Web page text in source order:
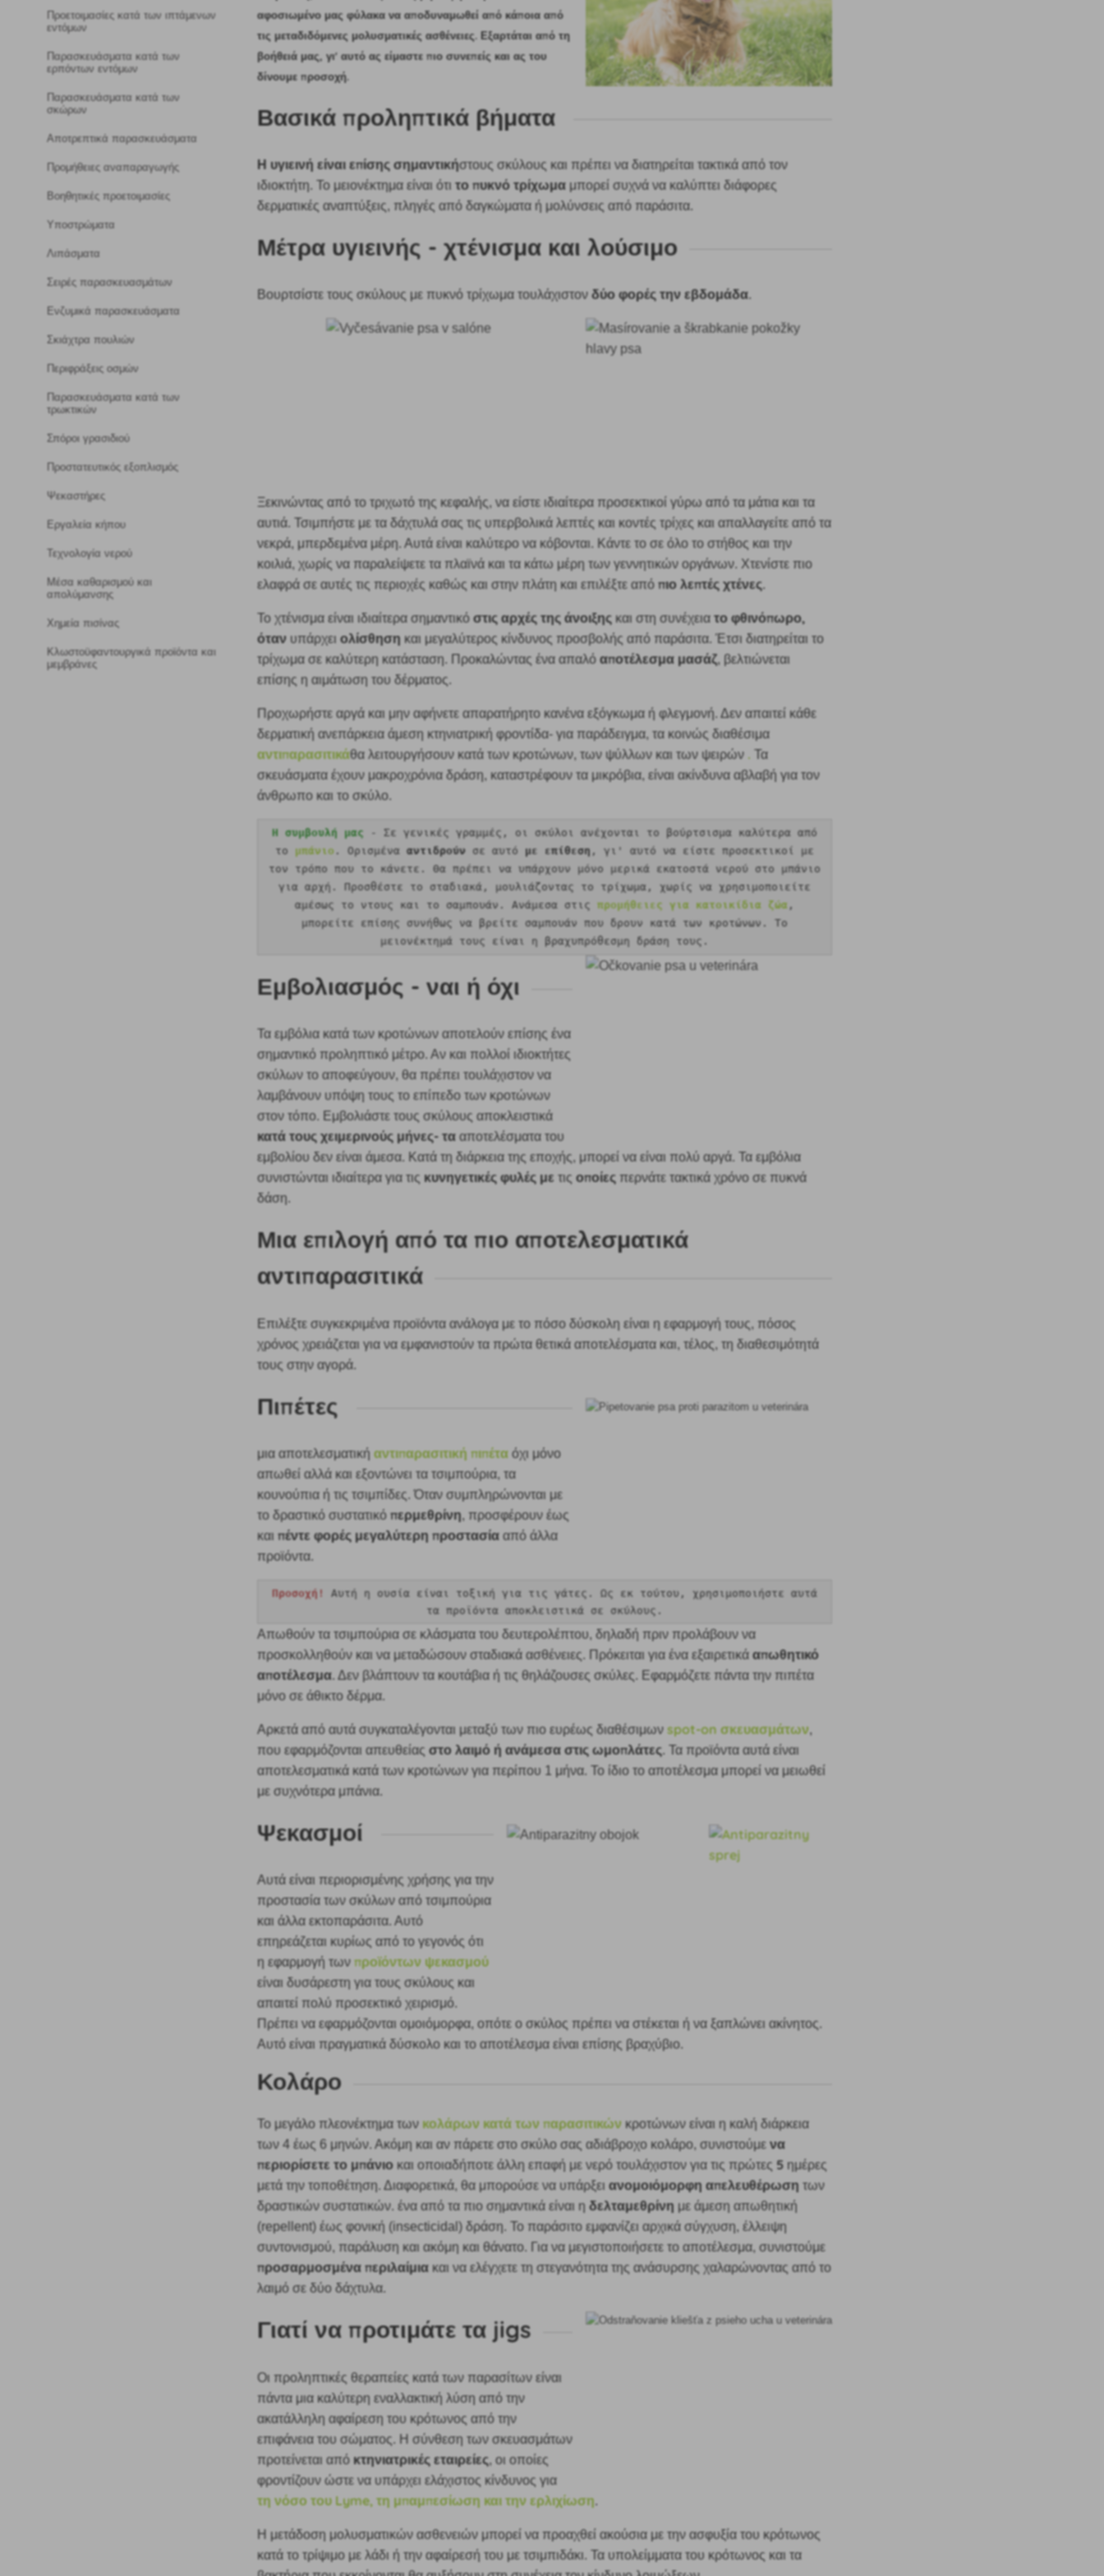
Προετοιμασίες κατά των ιπτάμενων
εντόμων
Παρασκευάσματα κατά των
ερπόντων εντόμων
Παρασκευάσματα κατά των
σκώρων
Αποτρεπτικά παρασκευάσματα
Προμήθειες αναπαραγωγής
Βοηθητικές προετοιμασίες
Υποστρώματα
Λιπάσματα
Σειρές παρασκευασμάτων
Ενζυμικά παρασκευάσματα
Σκιάχτρα πουλιών
Περιφράξεις οσμών
Παρασκευάσματα κατά των
τρωκτικών
Σπόροι γρασιδιού
Προστατευτικός εξοπλισμός
Ψεκαστήρες
Εργαλεία κήπου
Τεχνολογία νερού
Μέσα καθαρισμού και
απολύμανσης
Χημεία πισίνας
Κλωστοϋφαντουργικά προϊόντα και
μεμβράνες
αφοσιωμένο μας φύλακα να αποδυναμωθεί από κάποια από
τις μεταδιδόμενες μολυσματικές ασθένειες. Εξαρτάται από τη
βοήθειά μας, γι' αυτό ας είμαστε πιο συνεπείς και ας του
δίνουμε προσοχή.
Βασικά προληπτικά βήματα
Η υγιεινή είναι επίσης σημαντικήστους σκύλουςκαι πρέπει να διατηρείται τακτικά από τον
ιδιοκτήτη. Το μειονέκτημα είναι ότιτο πυκνό τρίχωμα μπορεί συχνά να καλύπτει διάφορες
δερματικές αναπτύξεις, πληγές από δαγκώματα ή μολύνσεις από παράσιτα.
Μέτρα υγιεινής - χτένισμα και λούσιμο
Βουρτσίστε τους σκύλους με πυκνό τρίχωμα τουλάχιστονδύο φορές την εβδομάδα.
Ξεκινώντας από το τριχωτό της κεφαλής, να είστε ιδιαίτερα προσεκτικοί γύρω από τα μάτια και τα
αυτιά. Τσιμπήστε με τα δάχτυλά σας τις υπερβολικά λεπτές και κοντές τρίχες και απαλλαγείτε από τα
νεκρά, μπερδεμένα μέρη. Αυτά είναι καλύτερο να κόβονται. Κάντε το σε όλο το στήθος και την
κοιλιά, χωρίς να παραλείψετε τα πλαϊνά και τα κάτω μέρη των γεννητικών οργάνων. Χτενίστε πιο
ελαφρά σε αυτές τις περιοχές καθώς και στην πλάτη και επιλέξτε απόπιο λεπτές χτένες.
Το χτένισμα είναι ιδιαίτερα σημαντικόστις αρχές της άνοιξης και στη συνέχειατο φθινόπωρο,
όταν υπάρχειολίσθησηκαι μεγαλύτερος κίνδυνος προσβολής από παράσιτα. Έτσι διατηρείται το
τρίχωμα σε καλύτερη κατάσταση. Προκαλώντας ένα απαλόαποτέλεσμα μασάζ, βελτιώνεται
επίσης η αιμάτωση του δέρματος.
Προχωρήστε αργά και μην αφήνετε απαρατήρητο κανένα εξόγκωμα ή φλεγμονή. Δεν απαιτεί κάθε
δερματική ανεπάρκεια άμεση κτηνιατρική φροντίδα- για παράδειγμα, τα κοινώς διαθέσιμα
αντιπαρασιτικάθα λειτουργήσουν κατά των κροτώνων, των ψύλλων και των ψειρών . Τα
σκευάσματα έχουν μακροχρόνια δράση, καταστρέφουν τα μικρόβια, είναι ακίνδυνα αβλαβή για τον
άνθρωπο και το σκύλο.
Η συμβουλή μας - Σε γενικές γραμμές, οι σκύλοι ανέχονται το βούρτσισμα καλύτερα από
τομπάνιο . Ορισμένααντιδρούν σε αυτόμε επίθεση, γι' αυτό να είστε προσεκτικοί με
τον τρόπο που το κάνετε. Θα πρέπει να υπάρχουν μόνο μερικά εκατοστά νερού στο μπάνιο
για αρχή. Προσθέστε το σταδιακά, μουλιάζοντας το τρίχωμα, χωρίς να χρησιμοποιείτε
αμέσως το ντους και το σαμπουάν. Ανάμεσα στιςπρομήθειες για κατοικίδια ζώα,
μπορείτε επίσης συνήθως να βρείτε σαμπουάν που δρουν κατά των κροτώνων. Το
μειονέκτημά τους είναι η βραχυπρόθεσμη δράση τους.
Εμβολιασμός - ναι ή όχι
Τα εμβόλια κατά των κροτώνων αποτελούν επίσης ένα
σημαντικό προληπτικό μέτρο. Αν και πολλοί ιδιοκτήτες
σκύλων το αποφεύγουν, θα πρέπει τουλάχιστον να
λαμβάνουν υπόψη τους το επίπεδο των κροτώνων
στον τόπο. Εμβολιάστε τους σκύλους αποκλειστικά
κατά τους χειμερινούς μήνες- τα αποτελέσματα του
εμβολίου δεν είναι άμεσα. Κατά τη διάρκεια της εποχής, μπορεί να είναι πολύ αργά. Τα εμβόλια
συνιστώνται ιδιαίτερα για τιςκυνηγετικές φυλές με τιςοποίες περνάτε τακτικά χρόνο σε πυκνά
δάση.
Μια επιλογή από τα πιο αποτελεσματικά
αντιπαρασιτικά
Επιλέξτε συγκεκριμένα προϊόντα ανάλογα με το πόσο δύσκολη είναι η εφαρμογή τους, πόσος
χρόνος χρειάζεται για να εμφανιστούν τα πρώτα θετικά αποτελέσματα και, τέλος, τη διαθεσιμότητά
τους στην αγορά.
Πιπέτες
μια αποτελεσματικήαντιπαρασιτική πιπέτα όχι μόνο
απωθεί αλλά και εξοντώνει τα τσιμπούρια, τα
κουνούπια ή τις τσιμπίδες. Όταν συμπληρώνονται με
το δραστικό συστατικόπερμεθρίνη, προσφέρουν έως
καιπέντε φορές μεγαλύτερη προστασία από άλλα
προϊόντα.
Προσοχή!Αυτή η ουσία είναι τοξική για τις γάτες. Ως εκ τούτου, χρησιμοποιήστε αυτά
τα προϊόντα αποκλειστικά σε σκύλους.
Απωθούν τα τσιμπούρια σε κλάσματα του δευτερολέπτου, δηλαδή πριν προλάβουν να
προσκολληθούν και να μεταδώσουν σταδιακά ασθένειες. Πρόκειται για ένα εξαιρετικάαπωθητικό
αποτέλεσμα. Δεν βλάπτουν τα κουτάβια ή τις θηλάζουσες σκύλες. Εφαρμόζετε πάντα την πιπέτα
μόνο σε άθικτο δέρμα.
Αρκετά από αυτά συγκαταλέγονται μεταξύ των πιο ευρέως διαθέσιμωνspot-on σκευασμάτων,
που εφαρμόζονται απευθείαςστο λαιμό ή ανάμεσα στις ωμοπλάτες. Τα προϊόντα αυτά είναι
αποτελεσματικά κατά των κροτώνων για περίπου 1 μήνα. Το ίδιο το αποτέλεσμα μπορεί να μειωθεί
με συχνότερα μπάνια.
Ψεκασμοί
Αυτά είναι περιορισμένης χρήσης για την
προστασία των σκύλων από τσιμπούρια
και άλλα εκτοπαράσιτα. Αυτό
επηρεάζεται κυρίως από το γεγονός ότι
η εφαρμογή τωνπροϊόντων ψεκασμού
είναι δυσάρεστη για τους σκύλους και
απαιτεί πολύ προσεκτικό χειρισμό.
Πρέπει να εφαρμόζονται ομοιόμορφα, οπότε ο σκύλος πρέπει να στέκεται ή να ξαπλώνει ακίνητος.
Αυτό είναι πραγματικά δύσκολο και το αποτέλεσμα είναι επίσης βραχύβιο.
Κολάρο
Το μεγάλο πλεονέκτημα τωνκολάρων κατά των παρασιτικών κροτώνων είναι η καλή διάρκεια
των 4 έως 6 μηνών. Ακόμη και αν πάρετε στο σκύλο σας αδιάβροχο κολάρο, συνιστούμενα
περιορίσετε το μπάνιο και οποιαδήποτε άλλη επαφή με νερό τουλάχιστον για τις πρώτες5 ημέρες
μετά την τοποθέτηση. Διαφορετικά, θα μπορούσε να υπάρξειανομοιόμορφη απελευθέρωση των
δραστικών συστατικών.ένα από τα πιο σημαντικά είναι ηδελταμεθρίνημε άμεση απωθητική
(repellent) έως φονική (insecticidal) δράση. Το παράσιτο εμφανίζει αρχικά σύγχυση, έλλειψη
συντονισμού, παράλυση και ακόμη και θάνατο. Για να μεγιστοποιήσετε το αποτέλεσμα, συνιστούμε
προσαρμοσμένα περιλαίμια και να ελέγχετε τη στεγανότητα της ανάσυρσης χαλαρώνοντας από το
λαιμό σε δύο δάχτυλα.
Γιατί να προτιμάτε τα jigs
Οι προληπτικές θεραπείες κατά των παρασίτων είναι
πάντα μια καλύτερη εναλλακτική λύση από την
ακατάλληλη αφαίρεση του κρότωνος από την
επιφάνεια του σώματος. Η σύνθεση των σκευασμάτων
προτείνεται απόκτηνιατρικές εταιρείες, οι οποίες
φροντίζουν ώστε να υπάρχει ελάχιστος κίνδυνος για
τη νόσο του Lyme, τη μπαμπεσίωση και την ερλιχίωση.
Η μετάδοση μολυσματικών ασθενειών μπορεί να προαχθεί ακούσιαμε την ασφυξία του κρότωνος
κατά το τρίψιμο με λάδι ή την αφαίρεσή του με τσιμπιδάκι. Τα υπολείμματα του κρότωνος και τα